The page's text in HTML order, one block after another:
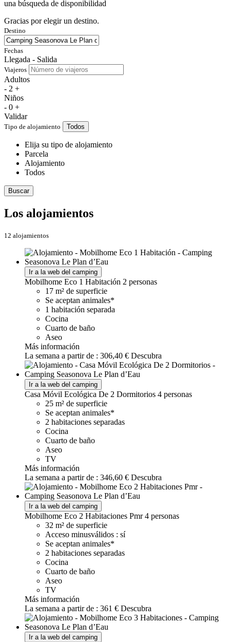
una búsqueda de disponibilidad
Gracias por elegir un destino.
Destino
Fechas
Llegada - Salida
Viajeros
Adultos
- 2 +
Niños
- 0 +
Validar
Tipo de alojamiento Todos
Elija su tipo de alojamiento
Parcela
Alojamiento
Todos
Buscar
Los alojamientos
12 alojamientos
Ir a la web del camping
Mobilhome Eco 1 Habitación 2 personas
17 m² de superficie
Se aceptan animales*
1 habitación separada
Cocina
Cuarto de baño
Aseo
Más información
La semana a partir de : 306,40 € Descubra
Ir a la web del camping
Casa Móvil Ecológica De 2 Dormitorios 4 personas
25 m² de superficie
Se aceptan animales*
2 habitaciones separadas
Cocina
Cuarto de baño
Aseo
TV
Más información
La semana a partir de : 346,60 € Descubra
Ir a la web del camping
Mobilhome Eco 2 Habitaciones Pmr4 personas
32 m² de superficie
Acceso minusválidos : sí
Se aceptan animales*
2 habitaciones separadas
Cocina
Cuarto de baño
Aseo
TV
Más información
La semana a partir de : 361 € Descubra
Ir a la web del camping